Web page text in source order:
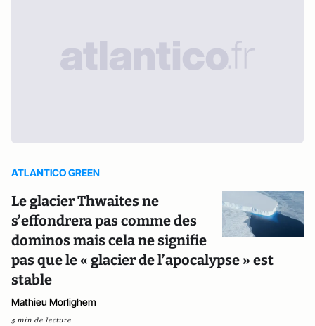
ATLANTICO GREEN
Le glacier Thwaites ne
s’effondrera pas comme des
dominos mais cela ne signifie
pas que le « glacier de l’apocalypse » est
stable
Mathieu Morlighem
5 min de lecture